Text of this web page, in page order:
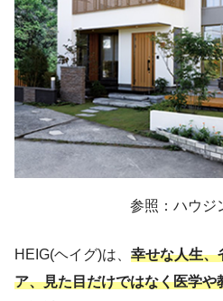
参照：ハウジ
HEIG(ヘイグ)は、 幸せな人生、
ア、見た目だけではなく医学